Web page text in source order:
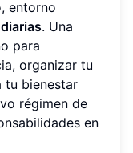
entorno
. Una
para
organizar tu
tu bienestar
régimen de
en